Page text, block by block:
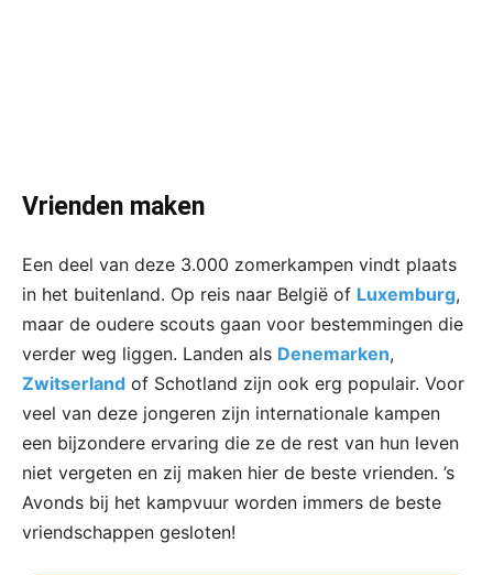
Vrienden maken
Een deel van deze 3.000 zomerkampen vindt plaats
in het buitenland. Op reis naar België of Luxemburg,
maar de oudere scouts gaan voor bestemmingen die
verder weg liggen. Landen als Denemarken,
Zwitserland of Schotland zijn ook erg populair. Voor
veel van deze jongeren zijn internationale kampen
een bijzondere ervaring die ze de rest van hun leven
niet vergeten en zij maken hier de beste vrienden. ’s
Avonds bij het kampvuur worden immers de beste
vriendschappen gesloten!